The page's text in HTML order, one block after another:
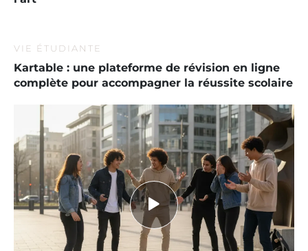
VIE ÉTUDIANTE
Kartable : une plateforme de révision en ligne
complète pour accompagner la réussite scolaire